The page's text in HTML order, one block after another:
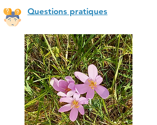
Questions pratiques